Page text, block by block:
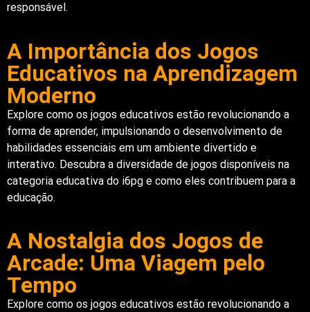
responsável.
A Importância dos Jogos
Educativos na Aprendizagem
Moderno
Explore como os jogos educativos estão revolucionando a
forma de aprender, impulsionando o desenvolvimento de
habilidades essenciais em um ambiente divertido e
interativo. Descubra a diversidade de jogos disponíveis na
categoria educativa do i6pg e como eles contribuem para a
educação.
A Nostalgia dos Jogos de
Arcade: Uma Viagem pelo
Tempo
Explore como os jogos educativos estão revolucionando a